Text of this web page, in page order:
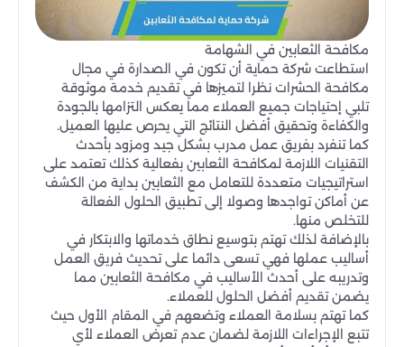
مكافحة الثعابين في الشهامة
استطاعت شركة حماية أن تكون في الصدارة في مجال
مكافحة الحشرات نظرا لتميزها في تقديم خدمة موثوقة
تلبي إحتياجات جميع العملاء مما يعكس التزامها بالجودة
والكفاءة وتحقيق أفضل النتائج التي يحرص عليها العميل.
كما تنفرد بفريق عمل مدرب بشكل جيد ومزود بأحدث
التقنيات اللازمة لمكافحة الثعابين بفعالية كذلك تعتمد على
استراتيجيات متعددة للتعامل مع الثعابين بداية من الكشف
عن أماكن تواجدها وصولا إلى تطبيق الحلول الفعالة
للتخلص منها.
بالإضافة لذلك تهتم بتوسيع نطاق خدماتها والابتكار في
أساليب عملها فهي تسعى دائما على تحديث فريق العمل
وتدريبه على أحدث الأساليب في مكافحة الثعابين مما
يضمن تقديم أفضل الحلول للعملاء.
كما تهتم بسلامة العملاء وتضعهم في المقام الأول حيث
تتبع الإجراءات اللازمة لضمان عدم تعرض العملاء لأي